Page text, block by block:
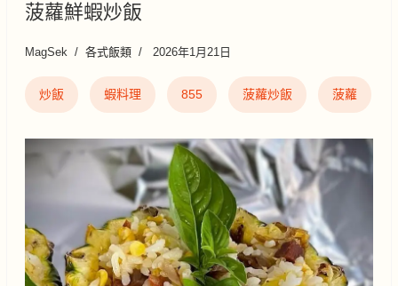
菠蘿鮮蝦炒飯
MagSek 各式飯類 2026年1月21日
炒飯 蝦料理 855 菠蘿炒飯 菠蘿